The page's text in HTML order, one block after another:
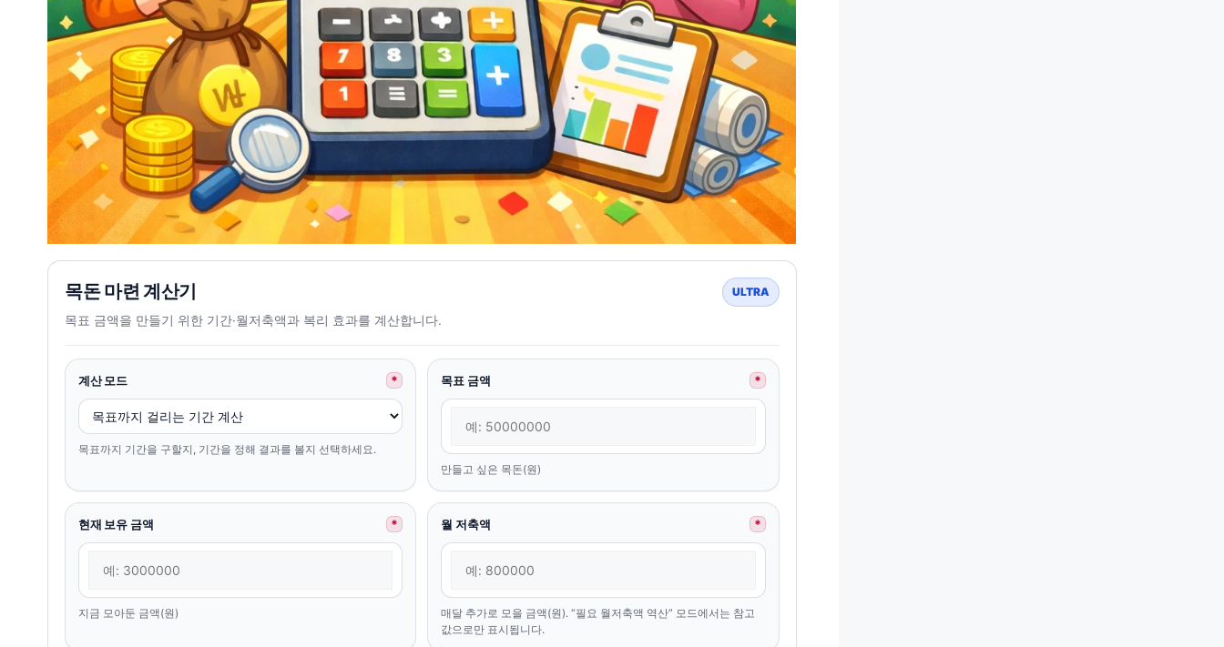
목돈 마련 계산기
목표 금액을 만들기 위한 기간·월저축액과 복리 효과를 계산합니다.
ULTRA
계산 모드 *
목표까지 기간을 구할지, 기간을 정해 결과를 볼지 선택하세요.
목표 금액 *
만들고 싶은 목돈(원)
현재 보유 금액 *
지금 모아둔 금액(원)
월 저축액 *
매달 추가로 모을 금액(원). “필요 월저축액 역산” 모드에서는 참고
값으로만 표시됩니다.